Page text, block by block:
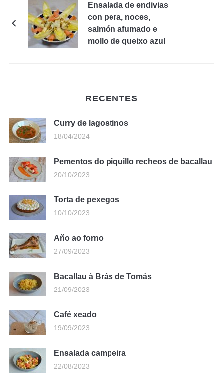
Ensalada de endivias
con pera, noces,
salmón afumado e
mollo de queixo azul
RECENTES
Curry de lagostinos
18/04/2024
Pementos do piquillo recheos de bacallau
20/10/2023
Torta de pexegos
10/10/2023
Año ao forno
27/09/2023
Bacallau à Brás de Tomás
21/09/2023
Café xeado
19/09/2023
Ensalada campeira
22/08/2023